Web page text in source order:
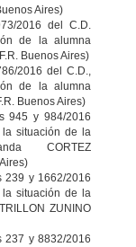
Aires)
2016 del C.D.
de la alumna
Buenos Aires)
2016 del C.D.,
de la alumna
Buenos Aires)
945 y 984/2016
situación de la
CORTEZ
239 y 1662/2016
situación de la
ZUNINO
237 y 8832/2016